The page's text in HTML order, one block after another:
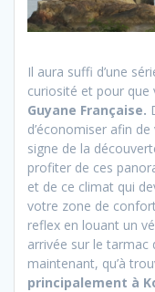
Il aura suffi d’une
curiosité et pour
Guyane Française.
d’économiser afin
signe de la
profiter de ces
et de ce climat qui
votre zone de
reflex en louant un
arrivée sur le tarmac
maintenant, qu’à
principalement à